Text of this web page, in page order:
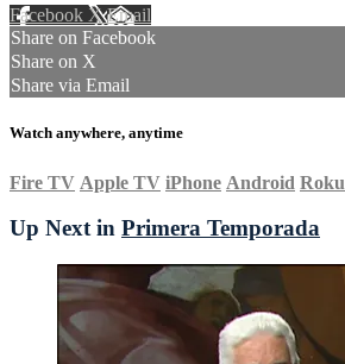
Facebook XEmail
Share on Facebook
Share on X
Share via Email
Watch anywhere, anytime
Fire TV Apple TV iPhone Android Roku
Up Next in Primera Temporada